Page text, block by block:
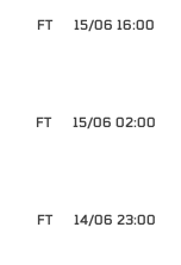
15/06 16:00
FT
15/06 02:00
FT
14/06 23:00
FT